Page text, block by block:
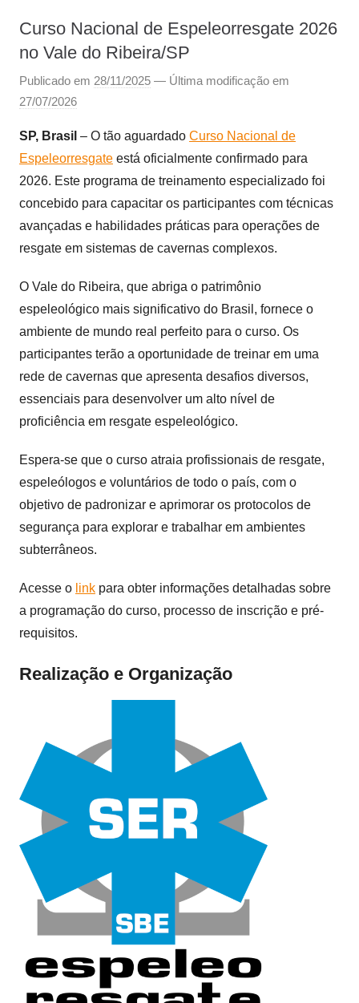
Curso Nacional de Espeleorresgate 2026
no Vale do Ribeira/SP
Publicado em 28/11/2025 — Última modificação em
27/07/2026
SP, Brasil – O tão aguardado Curso Nacional de
Espeleorresgate está oficialmente confirmado para
2026. Este programa de treinamento especializado foi
concebido para capacitar os participantes com técnicas
avançadas e habilidades práticas para operações de
resgate em sistemas de cavernas complexos.
O Vale do Ribeira, que abriga o patrimônio
espeleológico mais significativo do Brasil, fornece o
ambiente de mundo real perfeito para o curso. Os
participantes terão a oportunidade de treinar em uma
rede de cavernas que apresenta desafios diversos,
essenciais para desenvolver um alto nível de
proficiência em resgate espeleológico.
Espera-se que o curso atraia profissionais de resgate,
espeleólogos e voluntários de todo o país, com o
objetivo de padronizar e aprimorar os protocolos de
segurança para explorar e trabalhar em ambientes
subterrâneos.
Acesse o link para obter informações detalhadas sobre
a programação do curso, processo de inscrição e pré-
requisitos.
Realização e Organização